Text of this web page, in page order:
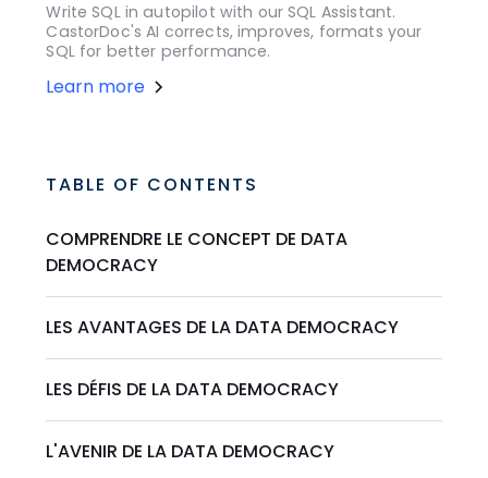
Write SQL in autopilot with our SQL Assistant.
CastorDoc's AI corrects, improves, formats your
SQL for better performance.
Learn more
TABLE OF CONTENTS
COMPRENDRE LE CONCEPT DE DATA
DEMOCRACY
LES AVANTAGES DE LA DATA DEMOCRACY
LES DÉFIS DE LA DATA DEMOCRACY
L'AVENIR DE LA DATA DEMOCRACY